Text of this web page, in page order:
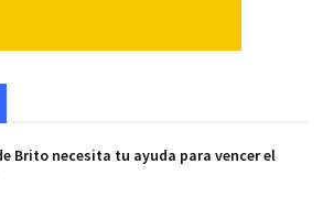
Brito necesita tu ayuda para vencer el